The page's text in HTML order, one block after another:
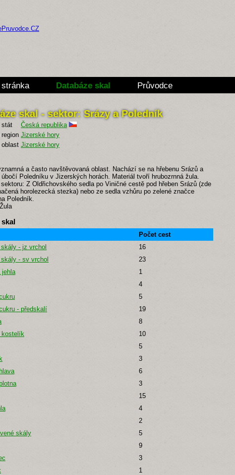
Databáze skal Průvodce
skal - sektor: Srázy a Poledník
stát
Česká republika
region Jizerské hory
oblast Jizerské hory
a často navštěvovaná oblast. Nachází se na hřebenu Srázů a
Poledníku v Jizerských horách. Materiál tvoří hrubozrnná žula.
Z Oldřichovského sedla po Viničné cestě pod hřeben Srázů (zde
horolezecká stezka) nebo ze sedla vzhůru po zelené značce
Poledník.
skal
Počet cest
- jz vrchol
16
- sv vrchol
23
jehla
1
4
5
- předskalí
19
8
kostelík
10
5
3
6
3
15
4
2
skály
5
9
3
1